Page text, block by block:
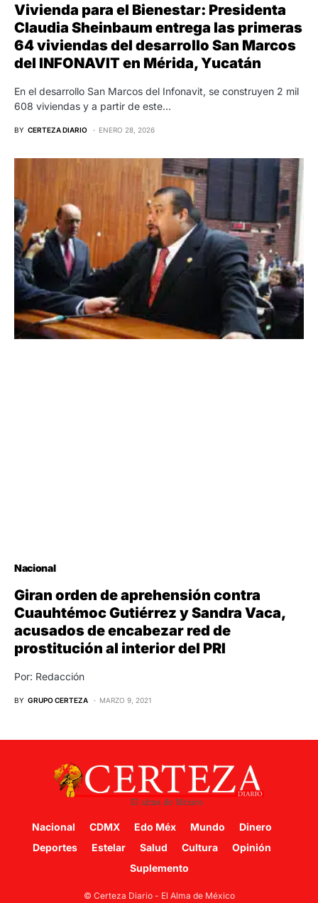
Vivienda para el Bienestar: Presidenta
Claudia Sheinbaum entrega las primeras
64 viviendas del desarrollo San Marcos
del INFONAVIT en Mérida, Yucatán
En el desarrollo San Marcos del Infonavit, se construyen 2 mil
608 viviendas y a partir de este…
BY CERTEZA DIARIO ENERO 28, 2026
Nacional
Giran orden de aprehensión contra
Cuauhtémoc Gutiérrez y Sandra Vaca,
acusados de encabezar red de
prostitución al interior del PRI
Por: Redacción
BY GRUPO CERTEZA MARZO 9, 2021
Nacional CDMX Edo Méx Mundo
Dinero
Deportes
Estelar Salud Cultura
Opinión
Suplemento
© Certeza Diario - El Alma de México